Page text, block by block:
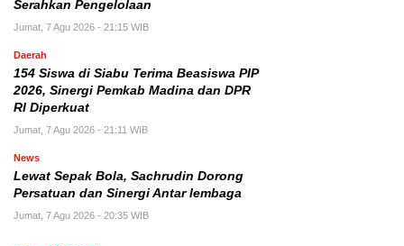
Serahkan Pengelolaan
Jumat, 7 Agu 2026 - 21:15 WIB
Daerah
154 Siswa di Siabu Terima Beasiswa PIP
2026, Sinergi Pemkab Madina dan DPR
RI Diperkuat
Jumat, 7 Agu 2026 - 21:11 WIB
News
Lewat Sepak Bola, Sachrudin Dorong
Persatuan dan Sinergi Antar lembaga
Jumat, 7 Agu 2026 - 20:35 WIB